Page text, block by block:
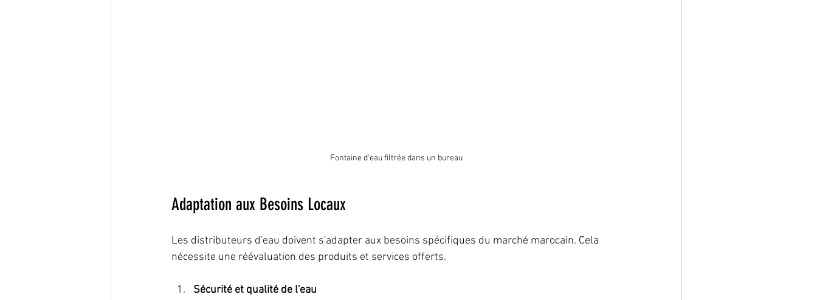
Fontaine d'eau filtrée dans un bureau
Adaptation aux Besoins Locaux
Les distributeurs d'eau doivent s'adapter aux besoins spécifiques du marché marocain. Cela
nécessite une réévaluation des produits et services offerts.
Sécurité et qualité de l'eau